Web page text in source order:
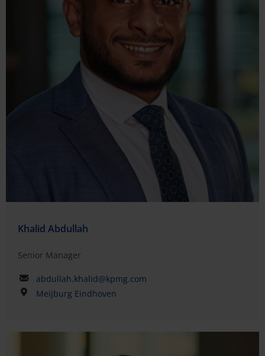
Khalid Abdullah
Senior Manager
abdullah.khalid@kpmg.com
Meijburg Eindhoven